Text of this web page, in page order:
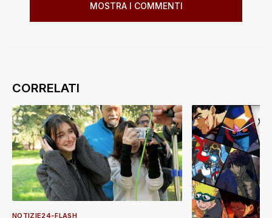
MOSTRA I COMMENTI
NOTIZIE24-FLASH